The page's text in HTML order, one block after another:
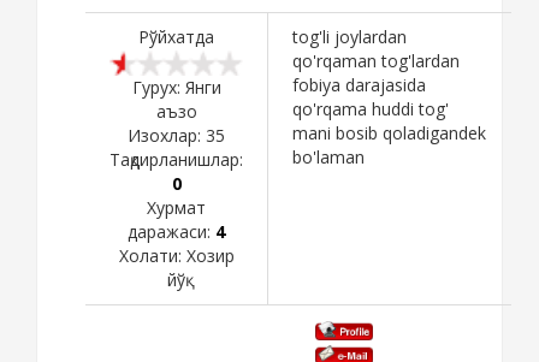
Рўйхатда
Гурух: Янги
аъзо
Изохлар: 35
Тақдирланишлар:
0
Хурмат
даражаси: 4
Холати: Хозир
йўқ
tog'li joylardan
qo'rqaman tog'lardan
fobiya darajasida
qo'rqama huddi tog'
mani bosib qoladigandek
bo'laman